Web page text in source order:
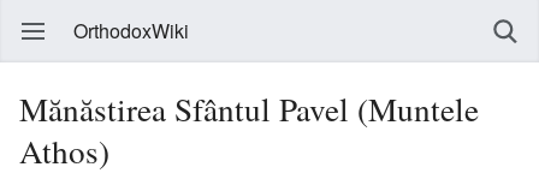
OrthodoxWiki
Mănăstirea Sfântul Pavel (Muntele
Athos)